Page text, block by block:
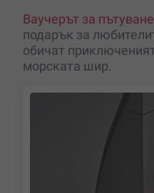
Ваучерът за
подарък за
обичат
морската шир.